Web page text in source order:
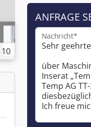
10
ANFRAGE
Nachricht*